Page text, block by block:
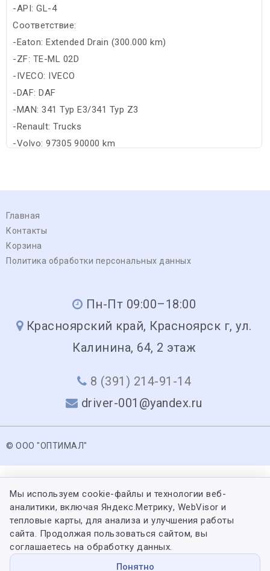
-API: GL-4
Соответствие:
-Eaton: Extended Drain (300.000 km)
-ZF: TE-ML 02D
-IVECO: IVECO
-DAF: DAF
-MAN: 341 Typ E3/341 Typ Z3
-Renault: Trucks
-Volvo: 97305 90000 km
Главная
Контакты
Корзина
Политика обработки персональных данных
Пн-Пт 09:00–18:00
Красноярский край, Красноярск г, ул.
Калинина, 64, 2 этаж
8 (391) 214-91-14
driver-001@yandex.ru
© ООО "ОПТИМАЛ"
Мы используем cookie-файлы и технологии веб-
аналитики, включая Яндекс.Метрику, WebVisor и
тепловые карты, для анализа и улучшения работы
сайта. Продолжая пользоваться сайтом, вы
соглашаетесь на обработку данных.
Понятно